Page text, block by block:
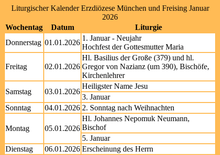
Liturgischer Kalender Erzdiözese München und Freising Januar
2026
Wochentag
Datum
Liturgie
Donnerstag 01.01.2026
1. Januar - Neujahr
Hochfest der Gottesmutter Maria
Freitag 02.01.2026
Hl. Basilius der Große (379) und hl.
Gregor von Nazianz (um 390), Bischöfe,
Kirchenlehrer
Samstag
03.01.2026
Heiligster Name Jesu
3. Januar
Sonntag
04.01.2026 2. Sonntag nach Weihnachten
Montag 05.01.2026
Hl. Johannes Nepomuk Neumann,
Bischof
5. Januar
Dienstag
06.01.2026 Erscheinung des Herrn